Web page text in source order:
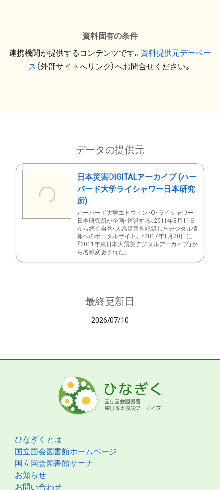
資料固有の条件
連携機関が提供するコンテンツです。 資料提供元デーベー
ス （外部サイトへリンク）へお問合せください。
データの提供元
日本災害DIGITALアーカイブ (ハー
バード大学ライシャワー日本研究
所)
ハーバード大学エドウィン・O・ライシャワー
日本研究所が企画・運営する、2011年3月11日
から続く自然・人為災害を記録したデジタル情
報へのポータルサイト。 *2017年1月20日に
「2011年東日本大震災デジタルアーカイブ」か
ら名称変更された。
最終更新日
2026/07/10
ひなぎくとは
国立国会図書館ホームページ
国立国会図書館サーチ
お知らせ
お問い合わせ